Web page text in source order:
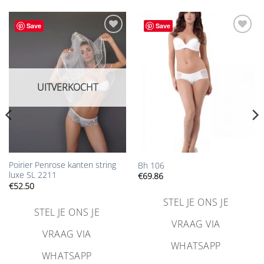
Save
Aan
verlanglijst
toevoegen
UITVERKOCHT
Poirier Penrose kanten string
luxe SL 2211
€52.50
STEL JE ONS JE
VRAAG VIA
WHATSAPP
Save
Bh 106
€69.86
STEL JE ONS JE
VRAAG VIA
WHATSAPP